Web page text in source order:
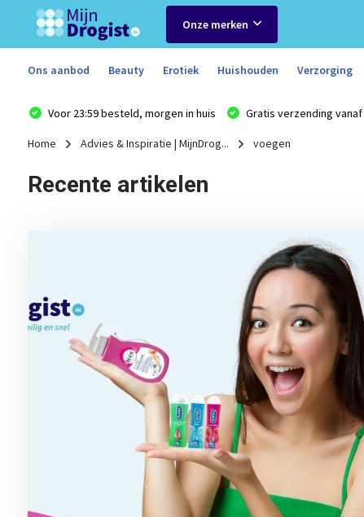
Onze merken
Ons aanbod Beauty Erotiek Huishouden Verzorging
Voor 23:59 besteld, morgen in huis Gratis verzending vanaf
Home Advies & Inspiratie | MijnDrog... voegen
Recente artikelen